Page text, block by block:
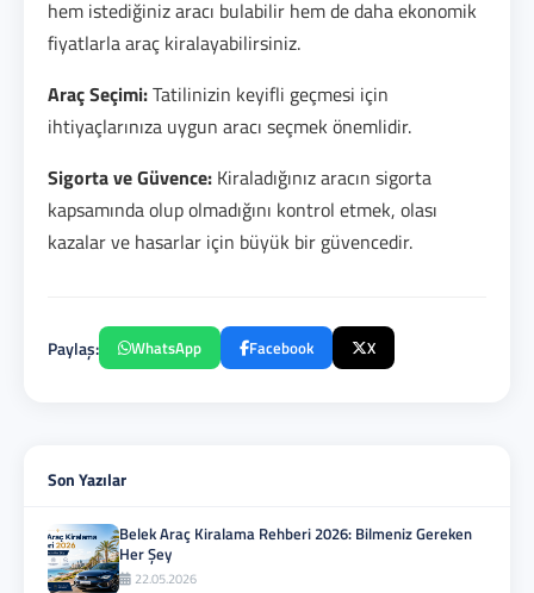
hem istediğiniz aracı bulabilir hem de daha ekonomik
fiyatlarla araç kiralayabilirsiniz.
Araç Seçimi:Tatilinizin keyifli geçmesi için
ihtiyaçlarınıza uygun aracı seçmek önemlidir.
Sigorta ve Güvence: Kiraladığınız aracın sigorta
kapsamında olup olmadığını kontrol etmek, olası
kazalar ve hasarlar için büyük bir güvencedir.
Paylaş: WhatsApp Facebook X
Son Yazılar
Belek Araç Kiralama Rehberi 2026: Bilmeniz Gereken
Her Şey
22.05.2026